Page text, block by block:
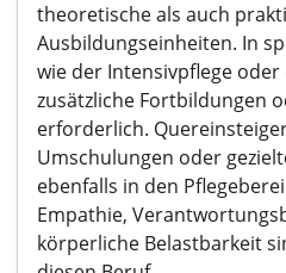
theoretische als auch
Ausbildungseinheiten. In
wie der Intensivpflege
zusätzliche Fortbildungen
erforderlich.
Umschulungen oder
ebenfalls in den
Empathie,
körperliche Belastbarkeit